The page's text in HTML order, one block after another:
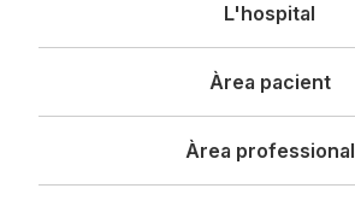
principal
L'hospital
Àrea pacient
Àrea professional